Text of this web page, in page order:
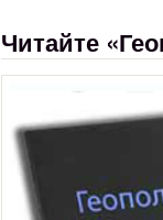
Читайте